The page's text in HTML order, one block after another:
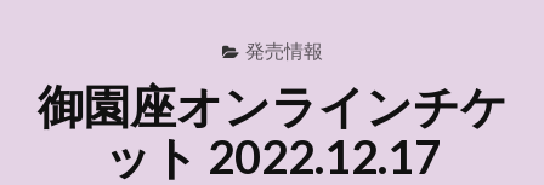
発売情報
御園座オンラインチケ
ット 2022.12.17